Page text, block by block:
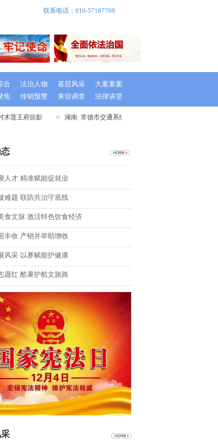
莲王府掠影 湖南: 常德市交通系统举办出租车驾驶员创文专题培训班
焦 传销预警 来信调查 法律讲堂
联系电话：010-57187769
合 法治人物 基层风采 大案要案
人才 精准赋能促就业
难题 联防共治守底线
食文脉 激活特色饮食经济
丰收 产销并举助增收
风采 以赛赋能护健康
愿红 酷暑护航文旅路